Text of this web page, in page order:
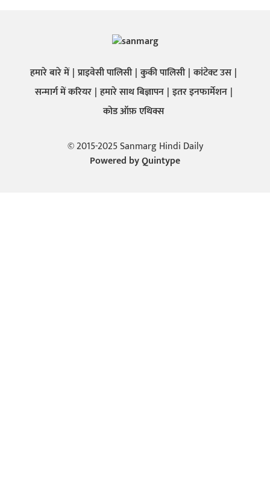
हमारे बारे में प्राइवेसी पालिसी कुकी पालिसी कांटेक्ट उस
सन्मार्ग में करियर हमारे साथ बिज्ञापन इतर इनफार्मेशन
कोड ऑफ़ एथिक्स
© 2015-2025 Sanmarg Hindi Daily
Powered byQuintype